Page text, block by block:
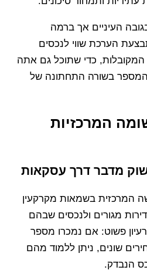
העיניים אך ברמה
הערכת שווי לנכסים
המקובלות, כדי שתוכל גם אתה
המספר בשורה התחתונה של
המרכזיות
מדבר דרך עסקאות
המרכזית בשמאות מקרקעין
מגורים ולנכסים שבהם
פשוט: אם נמכרו מספר
שונים, ניתן ללמוד מהם
הנבדק.